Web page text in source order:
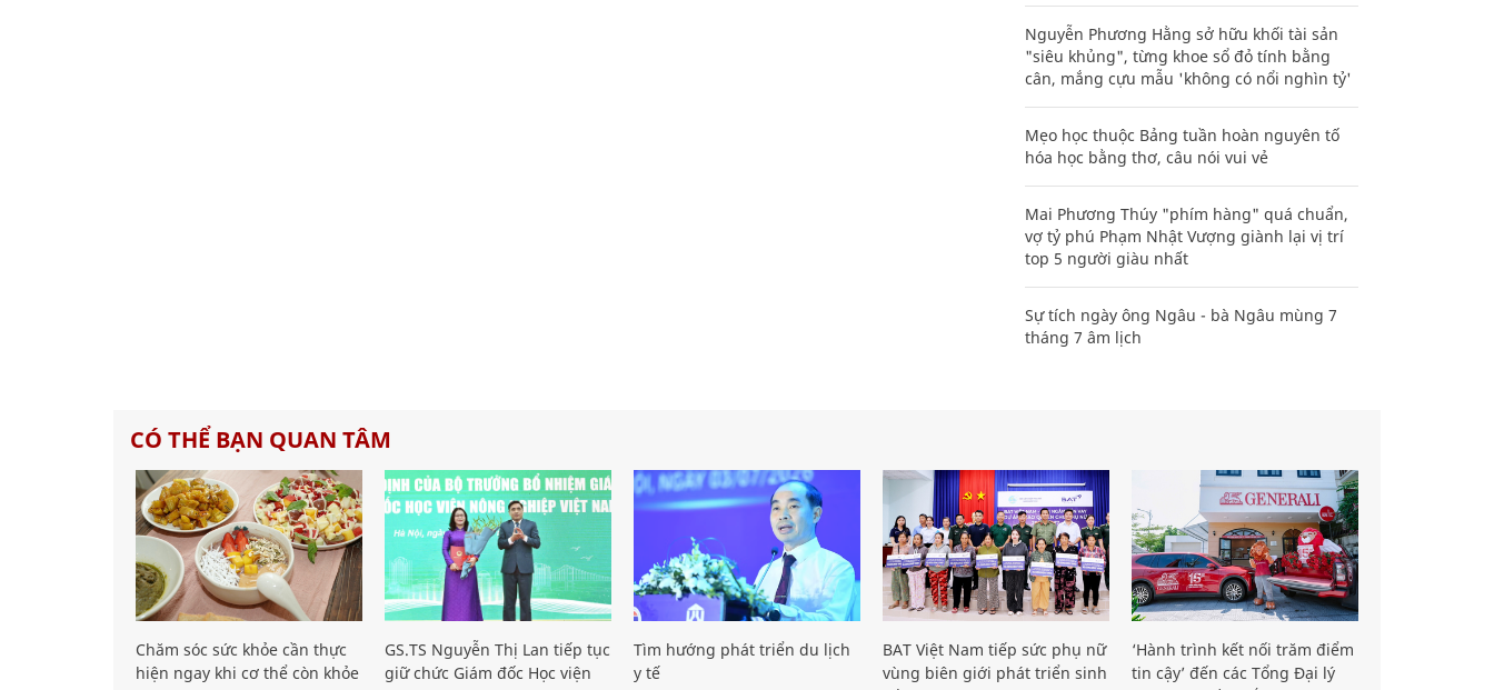
Nguyễn Phương Hằng sở hữu khối tài sản
"siêu khủng", từng khoe sổ đỏ tính bằng
cân, mắng cựu mẫu 'không có nổi nghìn tỷ'
Mẹo học thuộc Bảng tuần hoàn nguyên tố
hóa học bằng thơ, câu nói vui vẻ
Mai Phương Thúy "phím hàng" quá chuẩn,
vợ tỷ phú Phạm Nhật Vượng giành lại vị trí
top 5 người giàu nhất
Sự tích ngày ông Ngâu - bà Ngâu mùng 7
tháng 7 âm lịch
CÓ THỂ BẠN QUAN TÂM
Chăm sóc sức khỏe cần thực
hiện ngay khi cơ thể còn khỏe
GS.TS Nguyễn Thị Lan tiếp tục
giữ chức Giám đốc Học viện
Tìm hướng phát triển du lịch
y tế
BAT Việt Nam tiếp sức phụ nữ
vùng biên giới phát triển sinh
‘Hành trình kết nối trăm điểm
tin cậy’ đến các Tổng Đại lý